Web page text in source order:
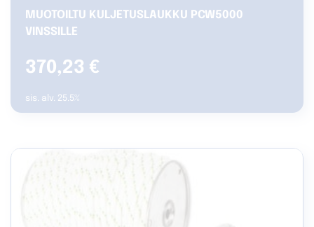
MUOTOILTU KULJETUSLAUKKU PCW5000
VINSSILLE
370,23 €
sis. alv. 25.5%